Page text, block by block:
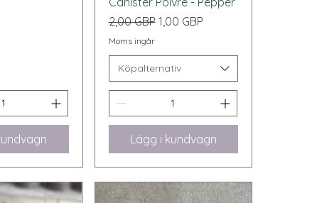
Ordinarie pris
2,00 GBP Reapris
1,00 GBP
Moms ingår
Köpalternativ
Lägg i kundvagn